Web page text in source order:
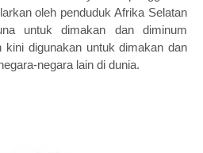
oleh penduduk Afrika Selatan
untuk dimakan dan diminum
kini digunakan untuk dimakan dan
negara lain di dunia.